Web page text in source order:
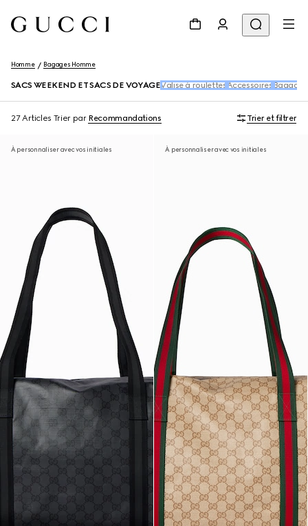
Homme Bagages Homme
SACS WEEKEND ET SACS DE VOYAGE Valise à roulettes Accessoires
27 Articles Trier par Recommandations Trier et filtrer
À personnaliser avec vos initiales À personnaliser avec vos initiales